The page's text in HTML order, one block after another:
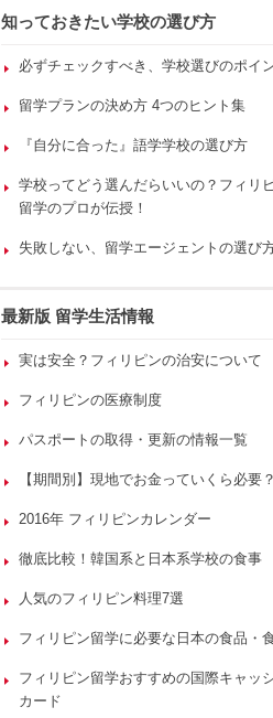
知っておきたい学校の選び方
必ずチェックすべき、学校選びのポイ
留学プランの決め方 4つのヒント集
『自分に合った』語学学校の選び方
学校ってどう選んだらいいの？フィリ
留学のプロが伝授！
失敗しない、留学エージェントの選び
最新版 留学生活情報
実は安全？フィリピンの治安について
フィリピンの医療制度
パスポートの取得・更新の情報一覧
【期間別】現地でお金っていくら必要？
2016年 フィリピンカレンダー
徹底比較！韓国系と日本系学校の食事
人気のフィリピン料理7選
フィリピン留学に必要な日本の食品・
フィリピン留学おすすめの国際キャッ
カード